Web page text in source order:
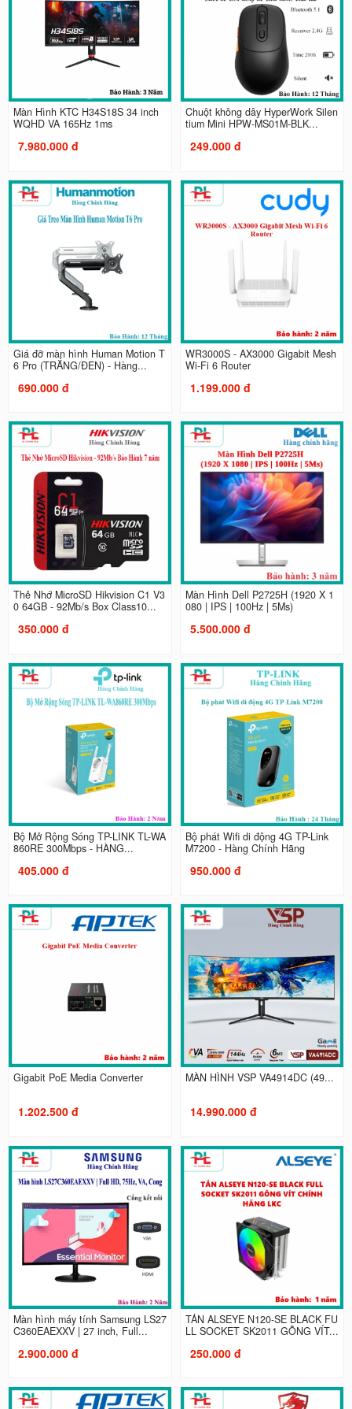
Màn Hình KTC H34S18S 34 inch
WQHD VA 165Hz 1ms
7.980.000 đ
Chuột không dây HyperWork Silen
tium Mini HPW-MS01M-BLK...
249.000 đ
Giá đỡ màn hình Human Motion T
6 Pro (TRẮNG/ĐEN) - Hàng...
690.000 đ
WR3000S - AX3000 Gigabit Mesh
Wi-Fi 6 Router
1.199.000 đ
Thẻ Nhớ MicroSD Hikvision C1 V3
0 64GB - 92Mb/s Box Class10...
350.000 đ
Màn Hình Dell P2725H (1920 X 1
080 | IPS | 100Hz | 5Ms)
5.500.000 đ
Bộ Mở Rộng Sóng TP-LINK TL-WA
860RE 300Mbps - HÀNG...
405.000 đ
Bộ phát Wifi di động 4G TP-Link
M7200 - Hàng Chính Hãng
950.000 đ
Gigabit PoE Media Converter
1.202.500 đ
MÀN HÌNH VSP VA4914DC (49...
14.990.000 đ
Màn hình máy tính Samsung LS27
C360EAEXXV | 27 inch, Full...
2.900.000 đ
TẢN ALSEYE N120-SE BLACK FU
LL SOCKET SK2011 GÔNG VÍT...
250.000 đ